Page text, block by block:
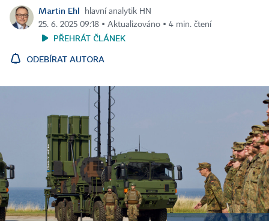
Martin Ehl
hlavní analytik HN
25. 6. 2025 09:18 ▪ Aktualizováno ▪ 4 min. čtení
PŘEHRÁT ČLÁNEK
ODEBÍRAT AUTORA